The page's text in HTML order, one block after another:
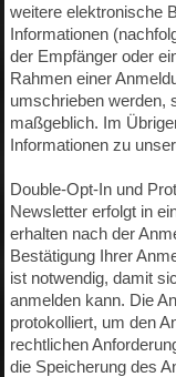
weitere elektronische
Informationen
der Empfänger oder
Rahmen einer
umschrieben werden,
maßgeblich. Im
Informationen zu
Double-Opt-In und
Newsletter erfolgt in
erhalten nach der
Bestätigung Ihrer
ist notwendig, damit
anmelden kann. Die
protokolliert, um den
rechtlichen
die Speicherung des